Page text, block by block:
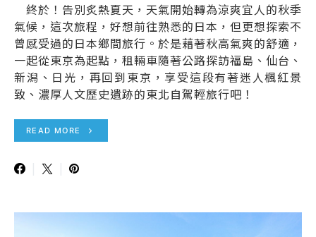
終於！告別炙熱夏天，天氣開始轉為涼爽宜人的秋季
氣候，這次旅程，好想前往熟悉的日本，但更想探索不
曾感受過的日本鄉間旅行。於是藉著秋高氣爽的舒適，
一起從東京為起點，租輛車隨著公路探訪福島、仙台、
新潟、日光，再回到東京，享受這段有著迷人楓紅景
致、濃厚人文歷史遺跡的東北自駕輕旅行吧！
READ MORE